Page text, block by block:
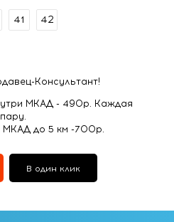
41 42
Консультант!
МКАД - 490р. Каждая
МКАД до 5 км -700р.
В один клик